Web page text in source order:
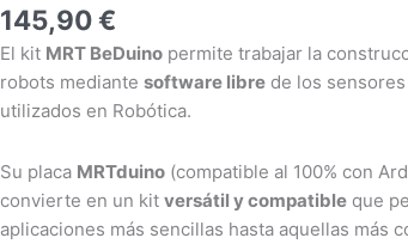
145,90€
El kit MRT BeDuino permite trabajar la
robots mediantesoftware libre de los
utilizados en Robótica.
Su placa MRTduino (compatible al 100% con
convierte en un kitversátil y compatible que
aplicaciones más sencillas hasta aquellas más